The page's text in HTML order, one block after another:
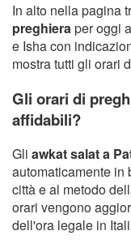
In alto nella pagina
preghieraper oggi
e Isha con
mostra tutti gli orari
Gli orari di
affidabili?
Gli awkat salat a
automaticamente
città e al metodo
orari vengono
dell'ora legale in